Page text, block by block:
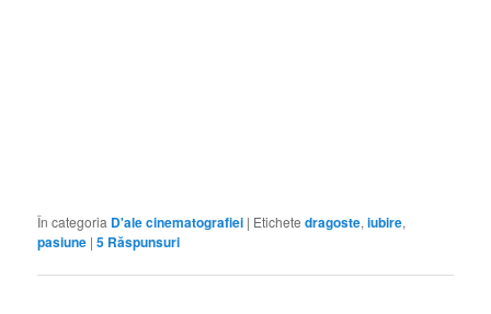
În categoria D'ale cinematografiei | Etichete dragoste,iubire,
pasiune |5 Răspunsuri